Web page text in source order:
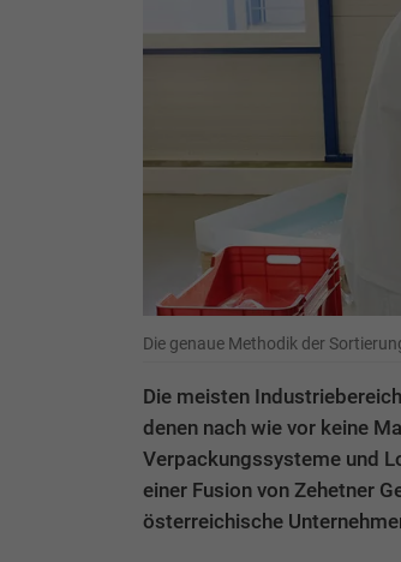
Die genaue Methodik der
Die meisten
denen nach wie vor keine
Verpackungssysteme und
einer Fusion von Zehetner
österreichische